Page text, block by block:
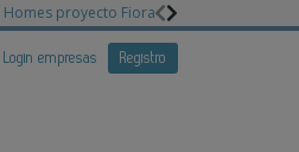
Homes proyecto Fiora Ganadores
Login empresas Registro